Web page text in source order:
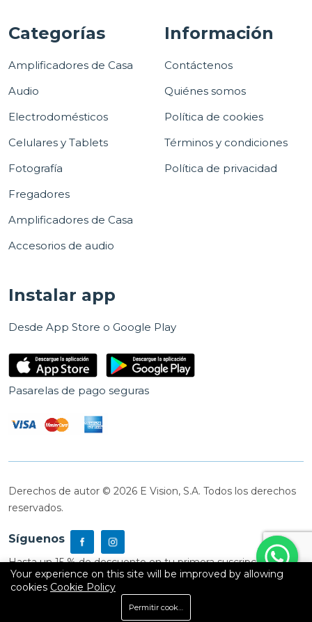
Categorías
Amplificadores de Casa
Audio
Electrodomésticos
Celulares y Tablets
Fotografía
Fregadores
Amplificadores de Casa
Accesorios de audio
Información
Contáctenos
Quiénes somos
Política de cookies
Términos y condiciones
Política de privacidad
Instalar app
Desde App Store o Google Play
Pasarelas de pago seguras
Derechos de autor © 2026 E Vision, S.A. Todos los derechos
reservados.
Síguenos
Hasta un 15 % de descuento en tu primera suscripción
Carrito
Your experience on this site will be improved by allowing
cookies Cookie Policy
Permitir cookies